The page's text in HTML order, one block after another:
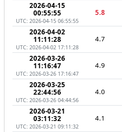
2026-04-15
00:55:55
UTC: 2026-04-15 06:55:55
5.8
2026-04-02
11:11:28
UTC: 2026-04-02 17:11:28
4.7
2026-03-26
11:16:47
UTC: 2026-03-26 17:16:47
4.9
2026-03-25
22:44:56
UTC: 2026-03-26 04:44:56
4.0
2026-03-21
03:11:32
UTC: 2026-03-21 09:11:32
4.1